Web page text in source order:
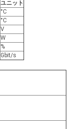
ユニット
°C
°C
V
W
%
Gbit/s